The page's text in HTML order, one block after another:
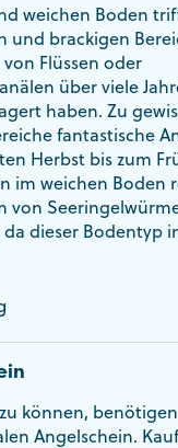
weichen Boden
und brackigen
Flüssen oder
über viele
haben. Zu
fantastische
Herbst bis zum
im weichen Boden
von
dieser Bodentyp
können,
Angelschein.